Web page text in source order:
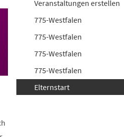
Veranstaltungen erstellen
775-Westfalen
775-Westfalen
775-Westfalen
775-Westfalen
Elternstart